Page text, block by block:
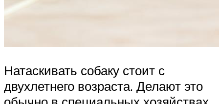
Натаскивать собаку стоит с
двухлетнего возраста. Делают это